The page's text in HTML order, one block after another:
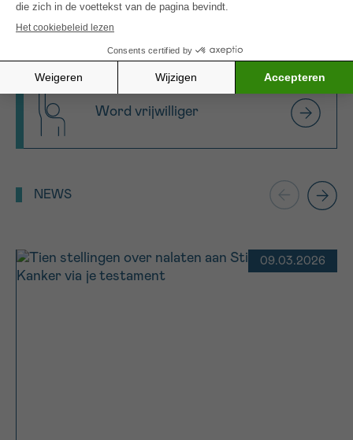
Bloemen noch kransen
Word vrijwilliger
NEWS
09.03.2026